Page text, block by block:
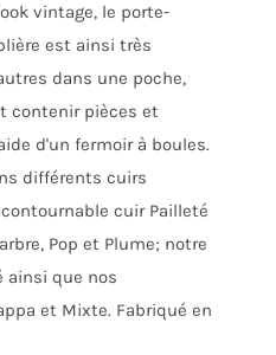
vintage, le porte-
est ainsi très
dans une poche,
contenir pièces et
d'un fermoir à boules.
différents cuirs
cuir Pailleté
Pop et Plume; notre
ainsi que nos
et Mixte. Fabriqué en